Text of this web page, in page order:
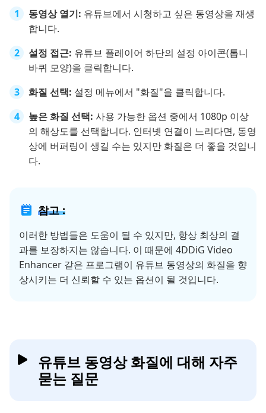
동영상 열기: 유튜브에서 시청하고 싶은 동영상을 재생
합니다.
설정 접근: 유튜브 플레이어 하단의 설정 아이콘(톱니
바퀴 모양)을 클릭합니다.
화질 선택: 설정 메뉴에서 "화질"을 클릭합니다.
높은 화질 선택: 사용 가능한 옵션 중에서 1080p 이상
의 해상도를 선택합니다. 인터넷 연결이 느리다면, 동영
상에 버퍼링이 생길 수는 있지만 화질은 더 좋을 것입니
다.
참고 :
이러한 방법들은 도움이 될 수 있지만, 항상 최상의 결
과를 보장하지는 않습니다. 이 때문에 4DDiG Video
Enhancer 같은 프로그램이 유튜브 동영상의 화질을 향
상시키는 더 신뢰할 수 있는 옵션이 될 것입니다.
유튜브 동영상 화질에 대해 자주
묻는 질문